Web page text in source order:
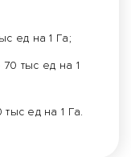
ед на 1 Га;
тыс ед на 1
ед на 1 Га.